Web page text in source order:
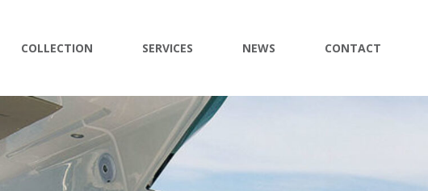
COLLECTION SERVICES NEWS CONTACT